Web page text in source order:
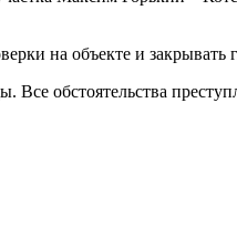
на объекте и закрывать
обстоятельства